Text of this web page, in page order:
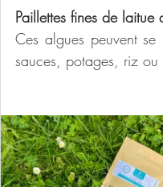
Paillettes fines de
Ces algues peuvent
sauces, potages, riz ou